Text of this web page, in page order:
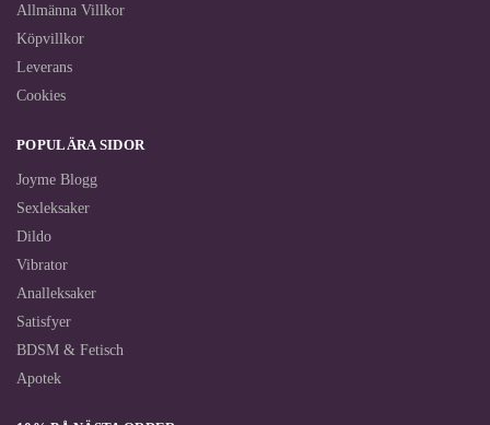
Allmänna Villkor
Köpvillkor
Leverans
Cookies
POPULÄRA SIDOR
Joyme Blogg
Sexleksaker
Dildo
Vibrator
Analleksaker
Satisfyer
BDSM & Fetisch
Apotek